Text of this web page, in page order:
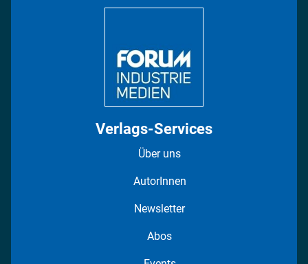
Verlags-Services
Über uns
AutorInnen
Newsletter
Abos